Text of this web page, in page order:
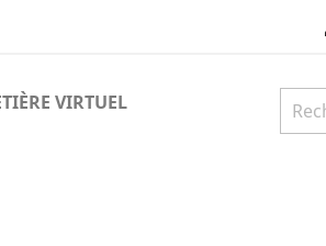
VIRTUEL